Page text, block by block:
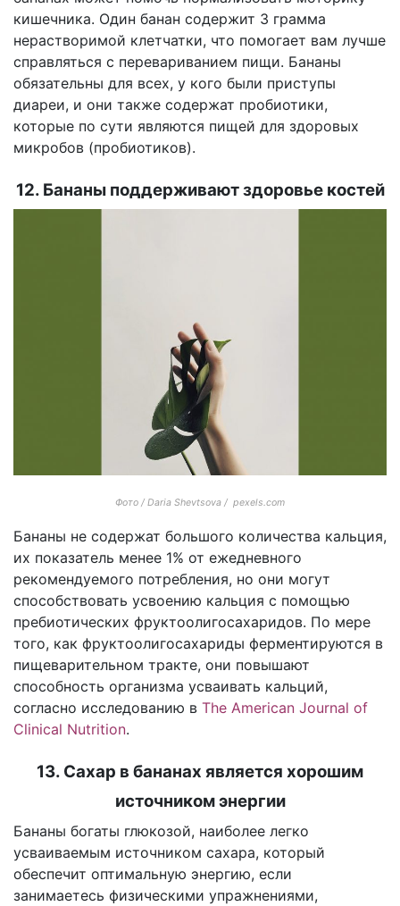
кишечника. Один банан содержит 3 грамма
нерастворимой клетчатки, что помогает вам лучше
справляться с перевариванием пищи. Бананы
обязательны для всех, у кого были приступы
диареи, и они также содержат пробиотики,
которые по сути являются пищей для здоровых
микробов (пробиотиков).
12. Бананы поддерживают здоровье костей
Фото / Daria Shevtsova / pexels.com
Бананы не содержат большого количества кальция,
их показатель менее 1% от ежедневного
рекомендуемого потребления, но они могут
способствовать усвоению кальция с помощью
пребиотических фруктоолигосахаридов. По мере
того, как фруктоолигосахариды ферментируются в
пищеварительном тракте, они повышают
способность организма усваивать кальций,
согласно исследованию в The American Journal of
Clinical Nutrition.
13. Сахар в бананах является хорошим
источником энергии
Бананы богаты глюкозой, наиболее легко
усваиваемым источником сахара, который
обеспечит оптимальную энергию, если
занимаетесь физическими упражнениями,